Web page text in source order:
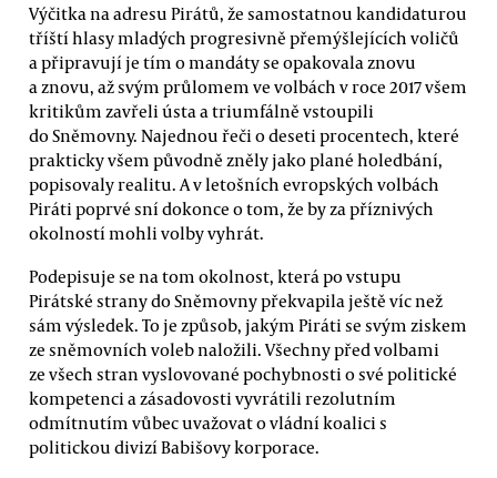
Výčitka na adresu Pirátů, že samostatnou kandidaturou
tříští hlasy mladých progresivně přemýšlejících voličů
a připravují je tím o mandáty se opakovala znovu
a znovu, až svým průlomem ve volbách v roce 2017 všem
kritikům zavřeli ústa a triumfálně vstoupili
do Sněmovny. Najednou řeči o deseti procentech, které
prakticky všem původně zněly jako plané holedbání,
popisovaly realitu. A v letošních evropských volbách
Piráti poprvé sní dokonce o tom, že by za příznivých
okolností mohli volby vyhrát.
Podepisuje se na tom okolnost, která po vstupu
Pirátské strany do Sněmovny překvapila ještě víc než
sám výsledek. To je způsob, jakým Piráti se svým ziskem
ze sněmovních voleb naložili. Všechny před volbami
ze všech stran vyslovované pochybnosti o své politické
kompetenci a zásadovosti vyvrátili rezolutním
odmítnutím vůbec uvažovat o vládní koalici s
politickou divizí Babišovy korporace.